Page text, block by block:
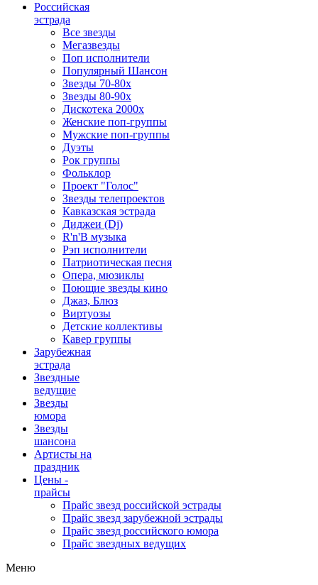
Российская
эстрада
Все звезды
Мегазвезды
Поп исполнители
Популярный Шансон
Звезды 70-80х
Звезды 80-90х
Дискотека 2000х
Женские поп-группы
Мужские поп-группы
Дуэты
Рок группы
Фольклор
Проект "Голос"
Звезды телепроектов
Кавказская эстрада
Диджеи (Dj)
R'n'B музыка
Рэп исполнители
Патриотическая песня
Опера, мюзиклы
Поющие звезды кино
Джаз, Блюз
Виртуозы
Детские коллективы
Кавер группы
Зарубежная
эстрада
Звездные
ведущие
Звезды
юмора
Звезды
шансона
Артисты на
праздник
Цены -
прайсы
Прайс звезд российской эстрады
Прайс звезд зарубежной эстрады
Прайс звезд российского юмора
Прайс звездных ведущих
Меню